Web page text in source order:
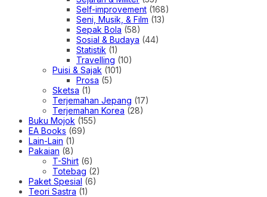
Self-improvement (168)
Seni, Musik, & Film (13)
Sepak Bola (58)
Sosial & Budaya (44)
Statistik (1)
Travelling (10)
Puisi & Sajak (101)
Prosa (5)
Sketsa (1)
Terjemahan Jepang (17)
Terjemahan Korea (28)
Buku Mojok (155)
EA Books (69)
Lain-Lain (1)
Pakaian (8)
T-Shirt (6)
Totebag (2)
Paket Spesial (6)
Teori Sastra (1)